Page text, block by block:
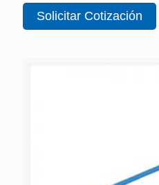
Solicitar Cotización